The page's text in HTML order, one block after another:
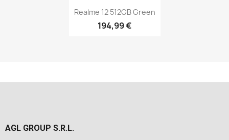
Realme 12 512GB Green
194,99 €
AGL GROUP S.R.L.